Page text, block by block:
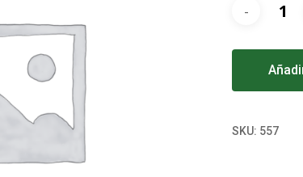
SKU: 557